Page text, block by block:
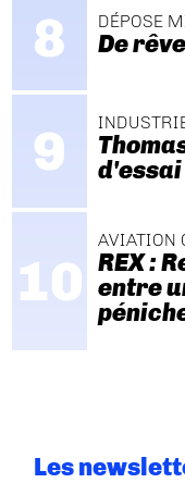
DÉPOSE
De
d'essai
AVIATION
REX :
entre
Les